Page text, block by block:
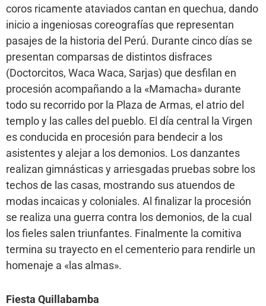
coros ricamente ataviados cantan en quechua, dando
inicio a ingeniosas coreografías que representan
pasajes de la historia del Perú. Durante cinco días se
presentan comparsas de distintos disfraces
(Doctorcitos, Waca Waca, Sarjas) que desfilan en
procesión acompañando a la «Mamacha» durante
todo su recorrido por la Plaza de Armas, el atrio del
templo y las calles del pueblo. El día central la Virgen
es conducida en procesión para bendecir a los
asistentes y alejar a los demonios. Los danzantes
realizan gimnásticas y arriesgadas pruebas sobre los
techos de las casas, mostrando sus atuendos de
modas incaicas y coloniales. Al finalizar la procesión
se realiza una guerra contra los demonios, de la cual
los fieles salen triunfantes. Finalmente la comitiva
termina su trayecto en el cementerio para rendirle un
homenaje a «las almas».
Fiesta Quillabamba